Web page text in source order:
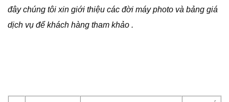
đây chúng tôi xin giới thiệu các đời máy photo và bảng giá
dịch vụ để khách hàng tham khảo .